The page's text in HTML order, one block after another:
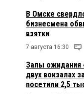
В Омске
бизнесмена
взятки
7 августа 16:30
Залы ожидания
двух вокзалах
посетили 2,5